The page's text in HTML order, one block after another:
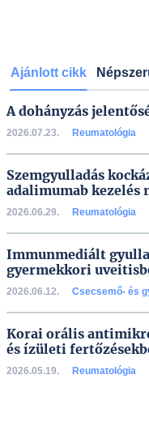
Ajánlott cikk
A dohányzás
2026.07.23. Reumatológia
Szemgyulladás
adalimumab kezelés
2026.06.29. Reumatológia
Immunmediált
gyermekkori
2026.06.12. Csecsemő- és
Korai orális
és ízületi
2026.05.19. Reumatológia